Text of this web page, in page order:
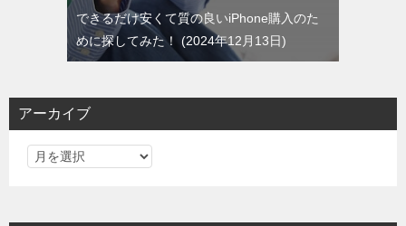
できるだけ安くて質の良いiPhone購入のた
めに探してみた！
2024年12月13日
アーカイブ
ア
イ